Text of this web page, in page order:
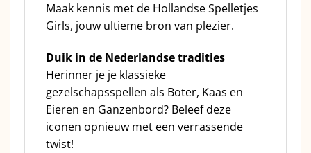
Maak kennis met de Hollandse Spelletjes
Girls, jouw ultieme bron van plezier.
Duik in de Nederlandse tradities
Herinner je je klassieke
gezelschapsspellen als Boter, Kaas en
Eieren en Ganzenbord? Beleef deze
iconen opnieuw met een verrassende
twist!